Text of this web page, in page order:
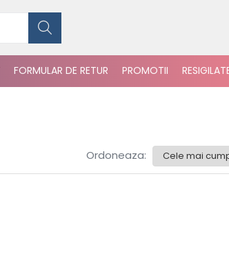
FORMULAR DE RETUR PROMOTII
Ordoneaza: